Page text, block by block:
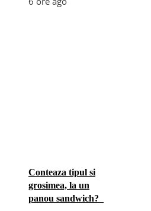
Conteaza tipul si
grosimea, la un
panou sandwich?